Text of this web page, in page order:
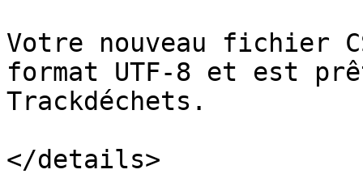
Votre nouveau fichier
format UTF-8 et est
Trackdéchets.
</details>